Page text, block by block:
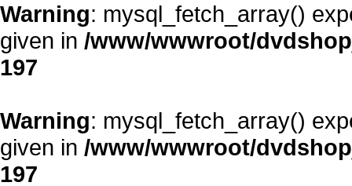
Warning: mysql_fetch_array()
given in /www/wwwroot/
197
Warning: mysql_fetch_array()
given in /www/wwwroot/
197